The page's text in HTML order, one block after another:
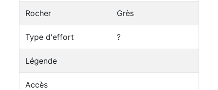
Rocher Grès
Type d'effort ?
Légende
Accès